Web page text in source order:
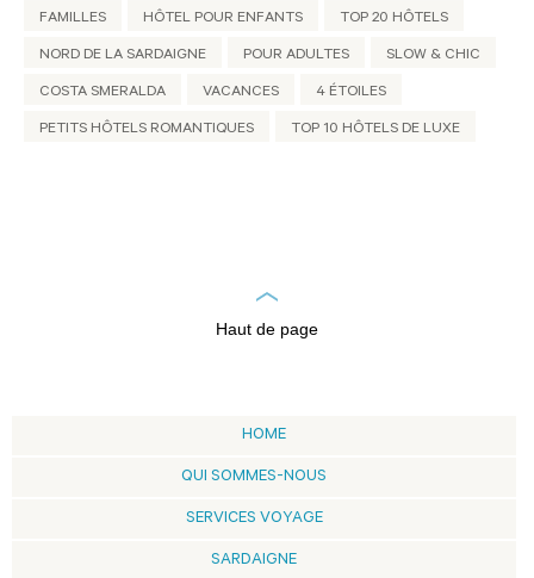
FAMILLES HÔTEL POUR ENFANTS TOP 20 HÔTELS
NORD DE LA SARDAIGNE POUR ADULTES SLOW & CHIC
COSTA SMERALDA VACANCES 4 ÉTOILES
PETITS HÔTELS ROMANTIQUES TOP 10 HÔTELS DE LUXE
Haut de page
HOME
QUI SOMMES-NOUS
SERVICES VOYAGE
SARDAIGNE